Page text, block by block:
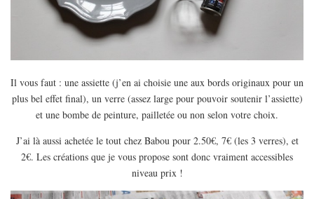
Il vous faut : une assiette (j’en ai choisie une aux bords originaux pour un
plus bel effet final), un verre (assez large pour pouvoir soutenir l’assiette)
et une bombe de peinture, pailletée ou non selon votre choix.
J’ai là aussi achetée le tout chez Babou pour 2.50€, 7€ (les 3 verres), et
2€. Les créations que je vous propose sont donc vraiment accessibles
niveau prix !